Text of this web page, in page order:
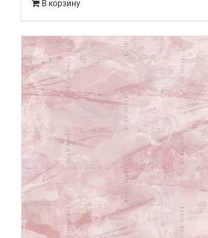
В корзину